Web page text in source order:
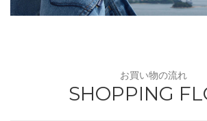
お買い物の流れ
SHOPPING